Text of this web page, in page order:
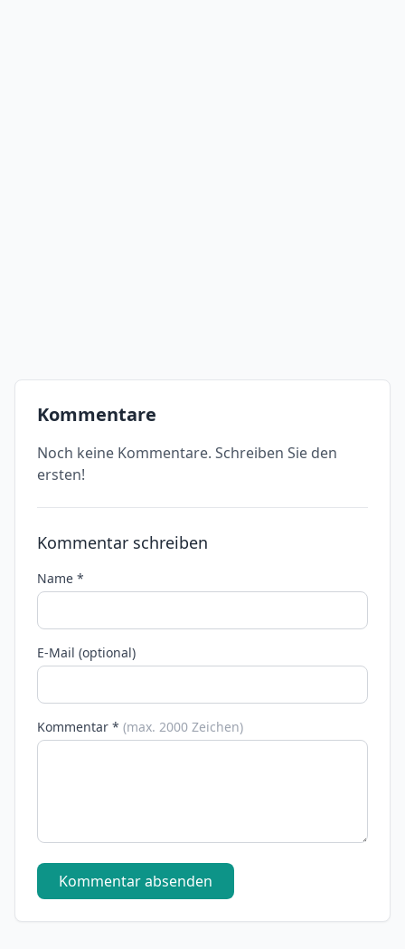
Kommentare
Noch keine Kommentare. Schreiben Sie den
ersten!
Kommentar schreiben
Name *
E-Mail (optional)
Kommentar * (max. 2000 Zeichen)
Kommentar absenden